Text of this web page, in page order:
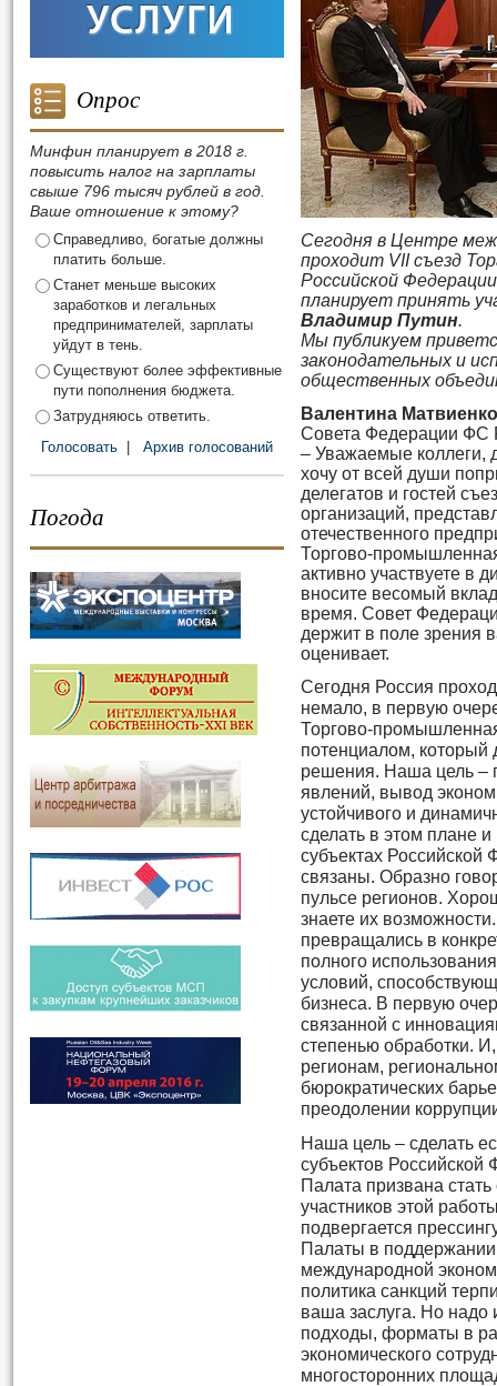
Опрос
Минфин планирует в 2018 г.
повысить налог на зарплаты
свыше 796 тысяч рублей в год.
Ваше отношение к этому?
Справедливо, богатые должны
платить больше.
Станет меньше высоких
заработков и легальных
предпринимателей, зарплаты
уйдут в тень.
Существуют более эффективные
пути пополнения бюджета.
Затрудняюсь ответить.
Голосовать
Архив голосований
Погода
Сегодня в Центре
проходит VIIсъезд
Российской
планирует принять
Владимир Путин.
Мы публикуем
законодательных и
общественных
Валентина Матвиенко
Совета Федерации ФС
– Уважаемые коллеги,
хочу от всей души
делегатов и гостей
организаций,
отечественного
Торгово-
активно участвуете в
вносите весомый
время. Совет
держит в поле зрения
оценивает.
Сегодня Россия
немало, в первую
Торгово-
потенциалом, который
решения. Наша цель –
явлений, вывод
устойчивого и
сделать в этом плане
субъектах
связаны. Образно
пульсе регионов.
знаете их
превращались в
полного
условий,
бизнеса. В первую
связанной с
степенью обработки.
регионам,
бюрократических
преодолении
Наша цель – сделать
субъектов
Палата призвана
участников этой
подвергается
Палаты в
международной
политика санкций
ваша заслуга. Но надо
подходы, форматы в
экономического
многосторонних